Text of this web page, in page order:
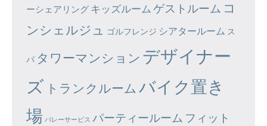
ーシェアリング キッズルーム ゲストルーム コ
ンシェルジュ
ゴルフレンジ シアタールーム ス
パ タワーマンション デザイナー
ズ トランクルーム バイク置き
場 バレーサービス パーティールーム フィット